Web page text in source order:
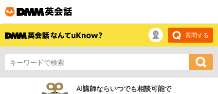
質問する
AI講師ならいつでも相談可能で